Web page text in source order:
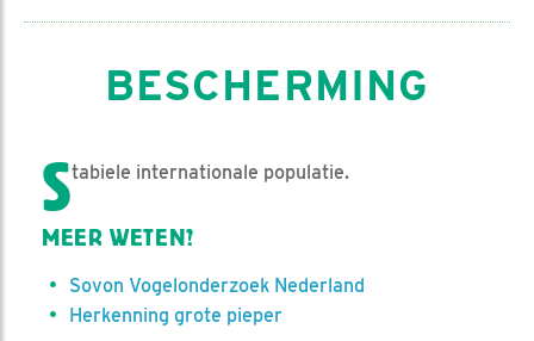
BESCHERMING
Stabiele internationale populatie.
MEER WETEN?
Sovon Vogelonderzoek Nederland
Herkenning grote pieper